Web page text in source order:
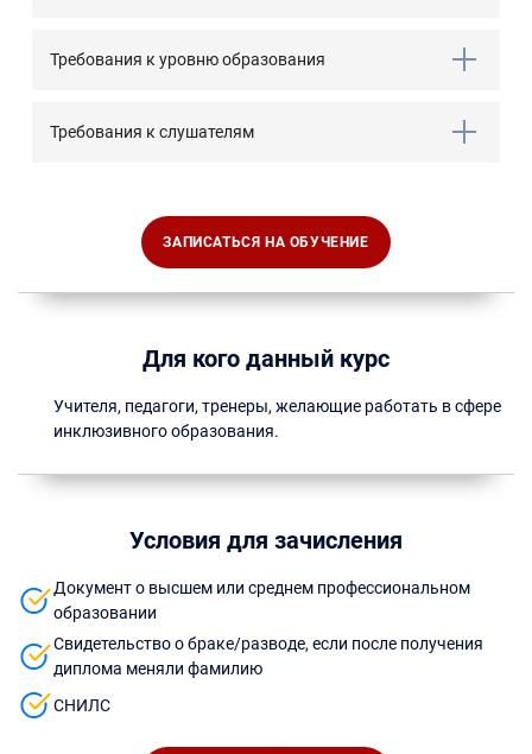
Требования к уровню образования
Требования к слушателям
ЗАПИСАТЬСЯ НА ОБУЧЕНИЕ
Для кого данный курс
Учителя, педагоги, тренеры, желающие работать в сфере
инклюзивного образования.
Условия для зачисления
Документ о высшем или среднем профессиональном
образовании
Свидетельство о браке/разводе, если после получения
диплома меняли фамилию
СНИЛС